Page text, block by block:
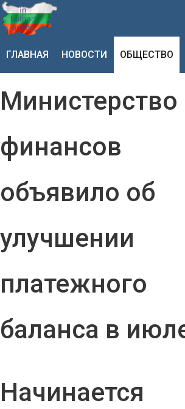
ГЛАВНАЯ НОВОСТИ ОБЩЕСТВО
Министерство
финансов
объявило об
улучшении
платежного
баланса в
Начинается